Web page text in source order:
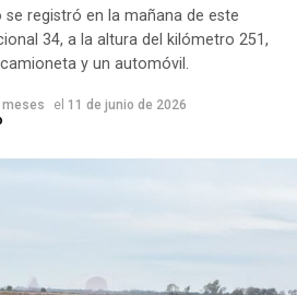
registró en la mañana de este
34, a la altura del kilómetro 251,
y un automóvil.
meses el 11 de junio de 2026